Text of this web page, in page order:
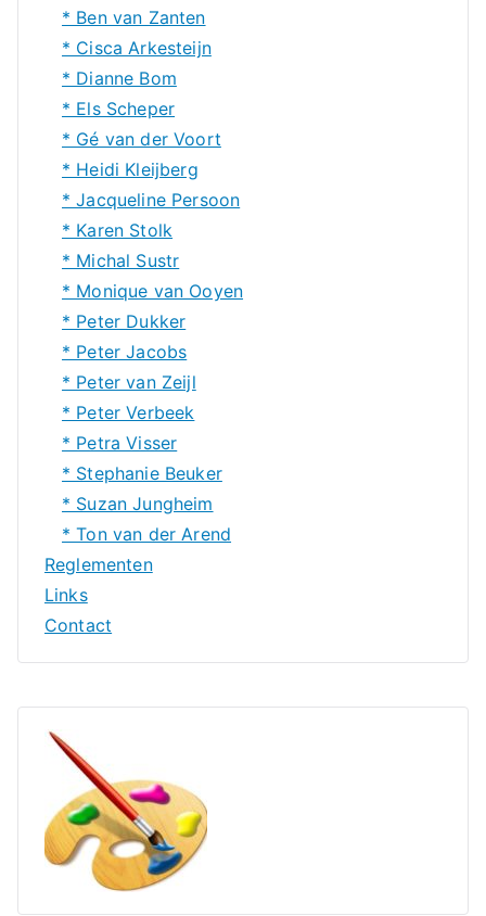
* Ben van Zanten
* Cisca Arkesteijn
* Dianne Bom
* Els Scheper
* Gé van der Voort
* Heidi Kleijberg
* Jacqueline Persoon
* Karen Stolk
* Michal Sustr
* Monique van Ooyen
* Peter Dukker
* Peter Jacobs
* Peter van Zeijl
* Peter Verbeek
* Petra Visser
* Stephanie Beuker
* Suzan Jungheim
* Ton van der Arend
Reglementen
Links
Contact